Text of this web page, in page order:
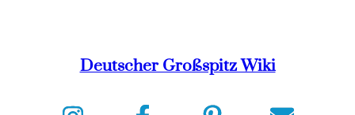
Deutscher Großspitz Wiki